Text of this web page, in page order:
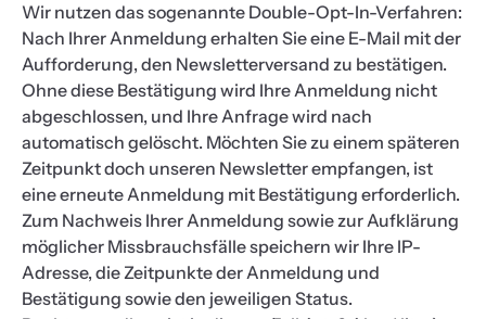
Wir nutzen das sogenannte Double-Opt-In-Verfahren:
Nach Ihrer Anmeldung erhalten Sie eine E-Mail mit der
Aufforderung, den Newsletterversand zu bestätigen.
Ohne diese Bestätigung wird Ihre Anmeldung nicht
abgeschlossen, und Ihre Anfrage wird nach
automatisch gelöscht. Möchten Sie zu einem späteren
Zeitpunkt doch unseren Newsletter empfangen, ist
eine erneute Anmeldung mit Bestätigung erforderlich.
Zum Nachweis Ihrer Anmeldung sowie zur Aufklärung
möglicher Missbrauchsfälle speichern wir Ihre IP-
Adresse, die Zeitpunkte der Anmeldung und
Bestätigung sowie den jeweiligen Status.